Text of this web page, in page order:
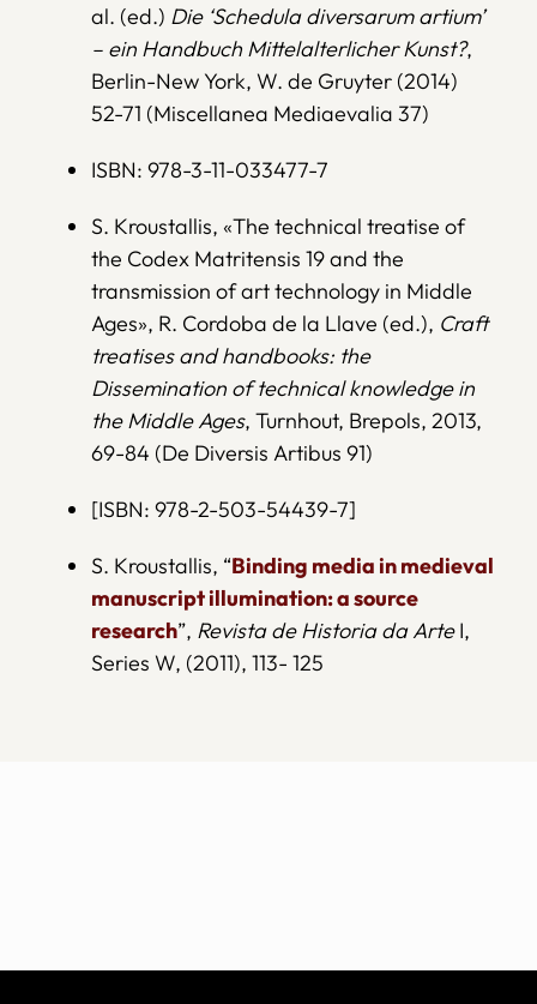
al. (ed.) Die ‘Schedula diversarum artium’
– ein Handbuch Mittelalterlicher Kunst?,
Berlin-New York, W. de Gruyter (2014)
52-71 (Miscellanea Mediaevalia 37)
ISBN: 978-3-11-033477-7
S. Kroustallis, «The technical treatise of
the Codex Matritensis 19 and the
transmission of art technology in Middle
Ages», R. Cordoba de la Llave (ed.), Craft
treatises and handbooks: the
Dissemination of technical knowledge in
the Middle Ages, Turnhout, Brepols, 2013,
69-84 (De Diversis Artibus 91)
[ISBN: 978-2-503-54439-7]
S. Kroustallis, “Binding media in medieval
manuscript illumination: a source
research”, Revista de Historia da ArteI,
Series W, (2011), 113- 125